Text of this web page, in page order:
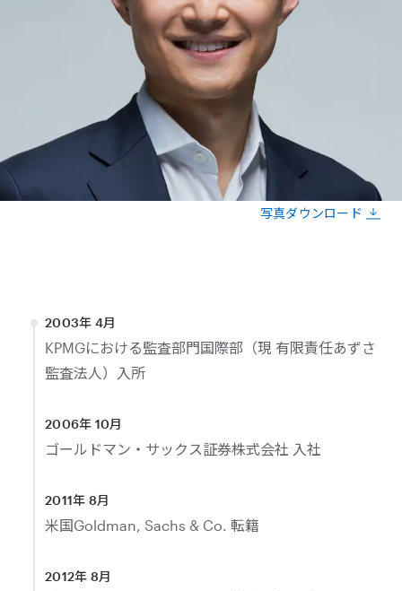
写真ダウンロード
2003年 4月
KPMGにおける監査部門国際部（現 有限責任あずさ
監査法人）入所
2006年 10月
ゴールドマン・サックス証券株式会社 入社
2011年 8月
米国Goldman, Sachs & Co. 転籍
2012年 8月